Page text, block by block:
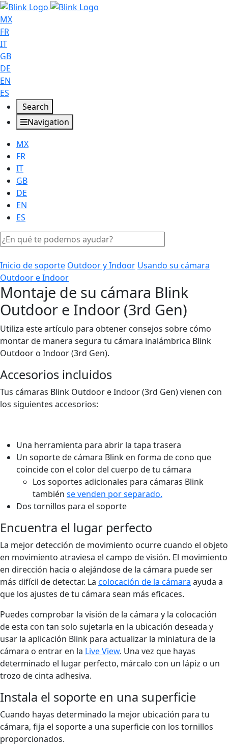
MX
FR
IT
GB
DE
EN
ES
Search
Navigation
MX
FR
IT
GB
DE
EN
ES
Inicio de soporte Outdoor y Indoor Usando su cámara
Outdoor e Indoor
Montaje de su cámara Blink
Outdoor e Indoor (3rd Gen)
Utiliza este artículo para obtener consejos sobre cómo
montar de manera segura tu cámara inalámbrica Blink
Outdoor o Indoor (3rd Gen).
Accesorios incluidos
Tus cámaras Blink Outdoor e Indoor (3rd Gen) vienen con
los siguientes accesorios:
Una herramienta para abrir la tapa trasera
Un soporte de cámara Blink en forma de cono que
coincide con el color del cuerpo de tu cámara
Los soportes adicionales para cámaras Blink
también se venden por separado.
Dos tornillos para el soporte
Encuentra el lugar perfecto
La mejor detección de movimiento ocurre cuando el objeto
en movimiento atraviesa el campo de visión. El movimiento
en dirección hacia o alejándose de la cámara puede ser
más difícil de detectar. La colocación de la cámara ayuda a
que los ajustes de tu cámara sean más eficaces.
Puedes comprobar la visión de la cámara y la colocación
de esta con tan solo sujetarla en la ubicación deseada y
usar la aplicación Blink para actualizar la miniatura de la
cámara o entrar en la Live View. Una vez que hayas
determinado el lugar perfecto, márcalo con un lápiz o un
trozo de cinta adhesiva.
Instala el soporte en una superficie
Cuando hayas determinado la mejor ubicación para tu
cámara, fija el soporte a una superficie con los tornillos
proporcionados.